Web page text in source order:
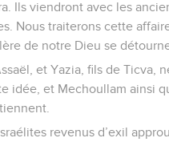
Ils viendront avec les
Nous traiterons cette
de notre Dieu se
et Yazia, fils de Ticva,
idée, et Mechoullam ainsi
revenus d’exil